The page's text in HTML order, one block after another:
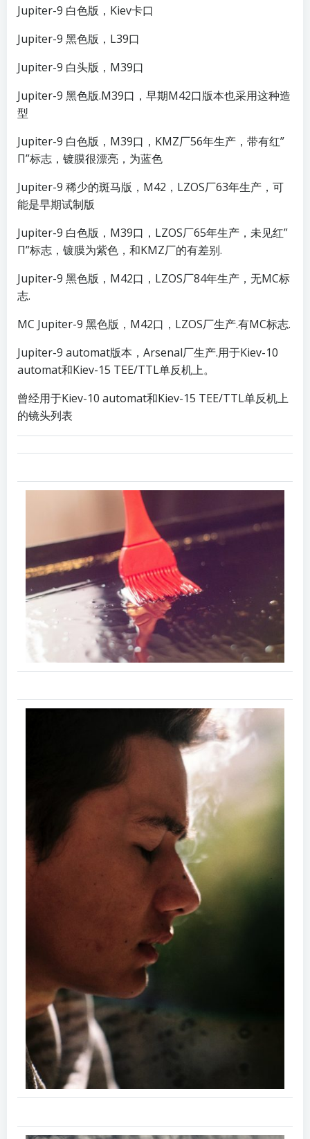
Jupiter-9 白色版，Kiev卡口
Jupiter-9 黑色版，L39口
Jupiter-9 白头版，M39口
Jupiter-9 黑色版.M39口，早期M42口版本也采用这种造
型
Jupiter-9 白色版，M39口，KMZ厂56年生产，带有红”
П”标志，镀膜很漂亮，为蓝色
Jupiter-9 稀少的斑马版，M42，LZOS厂63年生产，可
能是早期试制版
Jupiter-9 白色版，M39口，LZOS厂65年生产，未见红”
П”标志，镀膜为紫色，和KMZ厂的有差别.
Jupiter-9 黑色版，M42口，LZOS厂84年生产，无MC标
志.
MC Jupiter-9 黑色版，M42口，LZOS厂生产.有MC标志.
Jupiter-9 automat版本，Arsenal厂生产.用于Kiev-10
automat和Kiev-15 TEE/TTL单反机上。
曾经用于Kiev-10 automat和Kiev-15 TEE/TTL单反机上
的镜头列表